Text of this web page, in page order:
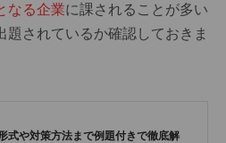
なる企業に課されることが多い
題されているか確認しておきま
式や対策方法まで例題付きで徹底解